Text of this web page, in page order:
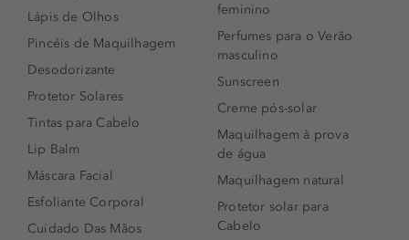
Lápis de Olhos
Pincéis de Maquilhagem
Desodorizante
Protetor Solares
Tintas para Cabelo
Lip Balm
Máscara Facial
Esfoliante Corporal
Cuidado Das Mãos
feminino
Perfumes para o Verão
masculino
Sunscreen
Creme pós-solar
Maquilhagem à prova
de água
Maquilhagem natural
Protetor solar para
Cabelo